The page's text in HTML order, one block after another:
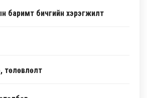
баримт бичгийн хэрэгжилт
төлөвлөлт